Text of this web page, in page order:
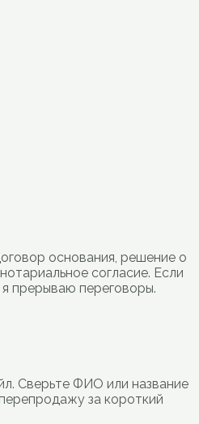
основания, решение о
согласие. Если
прерываю переговоры.
Сверьте ФИО или название
за короткий